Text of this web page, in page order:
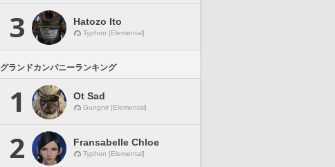
3 Hatozo Ito
Typhon [Elemental]
グランドカンパニーランキング
1 Ot Sad
Gungnir [Elemental]
2 Fransabelle Chloe
Typhon [Elemental]